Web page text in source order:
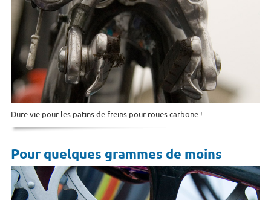
Dure vie pour les patins de freins pour roues carbone !
Pour quelques grammes de moins